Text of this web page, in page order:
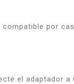
por
el adaptador a